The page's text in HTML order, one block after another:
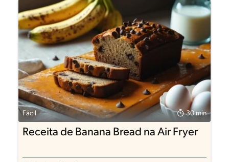
Fácil 30 min
Receita de Banana Bread na Air Fryer